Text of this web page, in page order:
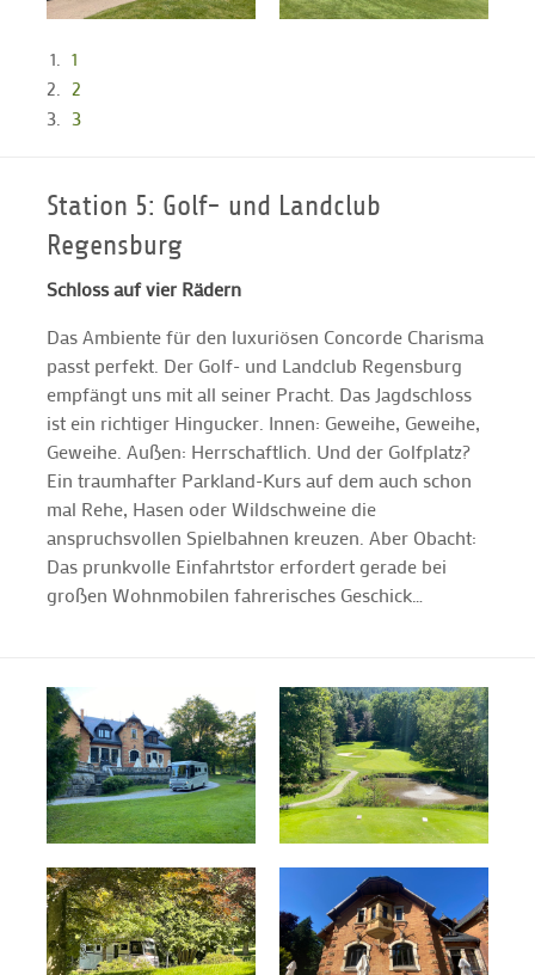
1
2
3
Station 5: Golf- und Landclub
Regensburg
Schloss auf vier Rädern
Das Ambiente für den luxuriösen Concorde Charisma
passt perfekt. Der Golf- und Landclub Regensburg
empfängt uns mit all seiner Pracht. Das Jagdschloss
ist ein richtiger Hingucker. Innen: Geweihe, Geweihe,
Geweihe. Außen: Herrschaftlich. Und der Golfplatz?
Ein traumhafter Parkland-Kurs auf dem auch schon
mal Rehe, Hasen oder Wildschweine die
anspruchsvollen Spielbahnen kreuzen. Aber Obacht:
Das prunkvolle Einfahrtstor erfordert gerade bei
großen Wohnmobilen fahrerisches Geschick…